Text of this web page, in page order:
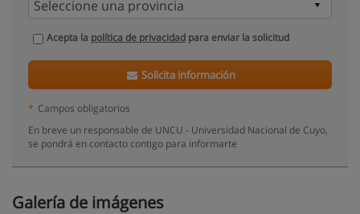
Acepta la política de privacidad para enviar la solicitud
Solicita información
* Campos obligatorios
En breve un responsable de UNCU - Universidad Nacional de Cuyo,
se pondrá en contacto contigo para informarte
Galería de imágenes